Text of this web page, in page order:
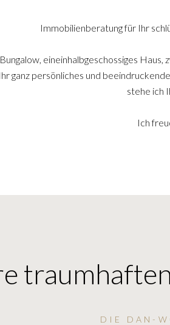
Immobilienberatung für Ihr
eineinhalbgeschossiges
ganz persönliches und
stehe ich
Ich
DIE DAN-